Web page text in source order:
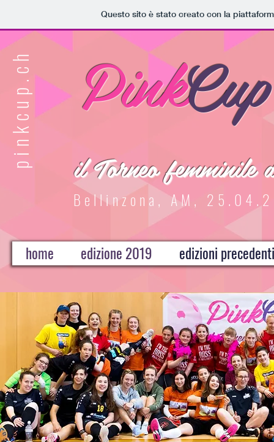
Questo sito è stato creato con la
PinkCup
pinkcup.ch il Torneo femminile
Bellinzona, AM,
home edizione 2019 edizioni precedenti